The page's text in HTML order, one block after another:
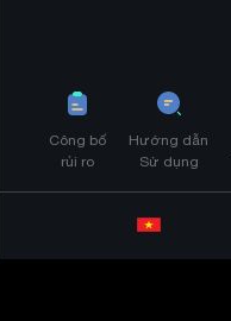
Công bố
rủi ro
Hướng dẫn
Sử dụng